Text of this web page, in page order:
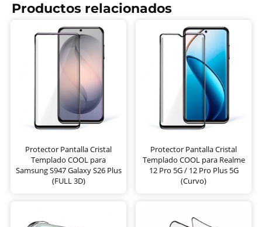
Productos relacionados
Protector Pantalla Cristal
Templado COOL para
Samsung S947 Galaxy S26 Plus
(FULL 3D)
Protector Pantalla Cristal
Templado COOL para Realme
12 Pro 5G / 12 Pro Plus 5G
(Curvo)